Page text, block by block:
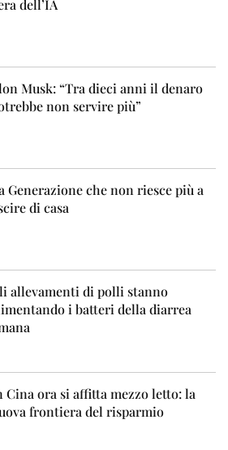
dell’IA
Musk: “Tra dieci anni il denaro
non servire più”
Generazione che non riesce più a
di casa
allevamenti di polli stanno
i batteri della diarrea
Cina ora si affitta mezzo letto: la
frontiera del risparmio